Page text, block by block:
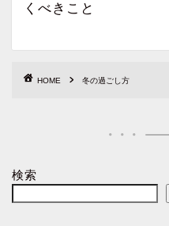
くべきこと
HOME 冬の過ごし方
検索